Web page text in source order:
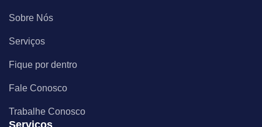
Sobre Nós
Serviços
Fique por dentro
Fale Conosco
Trabalhe Conosco
Serviços